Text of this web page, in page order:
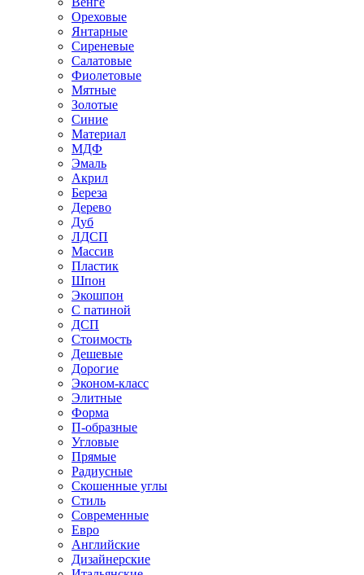
Ореховые
Янтарные
Сиреневые
Салатовые
Фиолетовые
Мятные
Золотые
Синие
Материал
МДФ
Эмаль
Акрил
Береза
Дерево
Дуб
ЛДСП
Массив
Пластик
Шпон
Экошпон
С патиной
ДСП
Стоимость
Дешевые
Дорогие
Эконом-класс
Элитные
Форма
П-образные
Угловые
Прямые
Радиусные
Скошенные углы
Стиль
Современные
Евро
Английские
Дизайнерские